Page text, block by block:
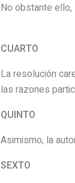
No obstante ello,
CUARTO
La resolución
las razones
QUINTO
Asimismo, la
SEXTO